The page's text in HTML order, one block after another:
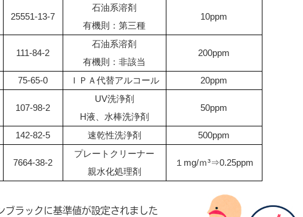
25551-13-7
石油系溶剤
有機則：第三種
10ppm
111-84-2
石油系溶剤
有機則：非該当
200ppm
75-65-0 ＩＰＡ代替アルコール
20ppm
107-98-2
UV洗浄剤
H液、水棒洗浄剤
50ppm
142-82-5 速乾性洗浄剤 500ppm
7664-38-2
プレートクリーナー
親水化処理剤
１mg/ｍ³⇒0.25ppm
ブラックに基準値が設定されました